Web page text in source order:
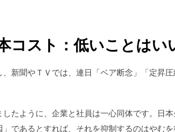
コスト：低いことはい
新聞やＴＶでは、連日「ベア断念」「定昇
たように、企業と社員は一心同体です。日
であるとすれば、それを抑制するのはやむ